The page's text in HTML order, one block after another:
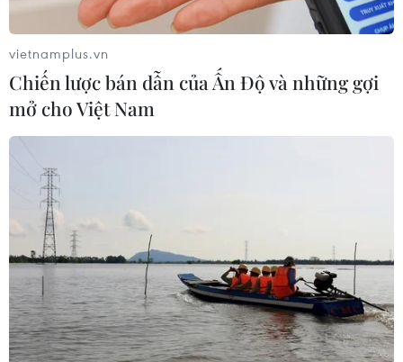
Pháp duy trì tăng cường an ninh cho cuộc
bầu cử Hạ viện sắp tới
vietnamplus.vn
Chiến lược bán dẫn của Ấn Độ và những gợi
mở cho Việt Nam